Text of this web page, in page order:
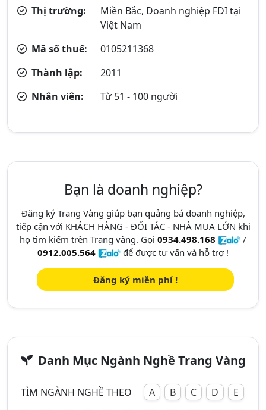
Thị trường:
Miền Bắc, Doanh nghiệp FDI tại
Việt Nam
Mã số thuế:
0105211368
Thành lập:
2011
Nhân viên:
Từ 51 - 100 người
Bạn là doanh nghiệp?
Đăng ký Trang Vàng giúp bạn quảng bá doanh nghiệp,
tiếp cận với KHÁCH HÀNG - ĐỐI TÁC - NHÀ MUA LỚN khi
họ tìm kiếm trên Trang vàng. Gọi 0934.498.168
/
0912.005.564
để được tư vấn và hỗ trợ !
Đăng ký miễn phí !
Danh Mục Ngành Nghề Trang Vàng
TÌM NGÀNH NGHỀ THEO A B C D E